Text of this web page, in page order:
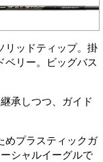
リッドティップ。掛
ベリー。ビッグバス
承しつつ、ガイド
めプラスティックガ
シャルイーグルで